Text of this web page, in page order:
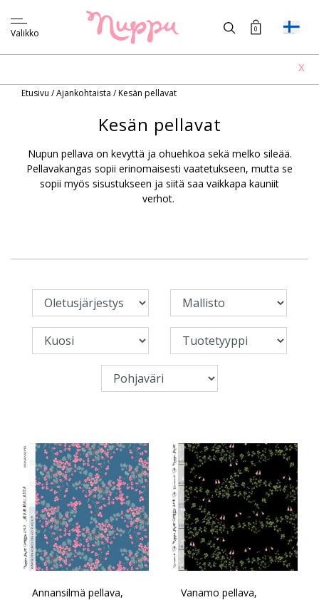
Valikko 0
X
Etusivu /Ajankohtaista /Kesän pellavat
Kesän pellavat
Nupun pellava on kevyttä ja ohuehkoa sekä melko sileää.
Pellavakangas sopii erinomaisesti vaatetukseen, mutta se
sopii myös sisustukseen ja siitä saa vaikkapa kauniit
verhot.
Annansilmä pellava,
Vanamo pellava,